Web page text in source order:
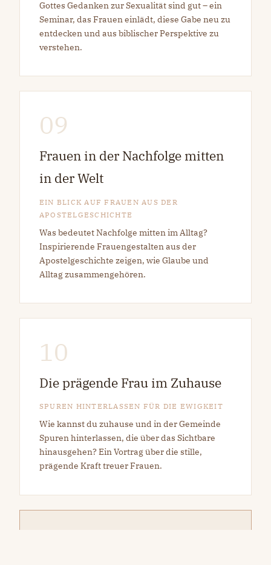
Gottes Gedanken zur Sexualität sind gut – ein
Seminar, das Frauen einlädt, diese Gabe neu zu
entdecken und aus biblischer Perspektive zu
verstehen.
09
Frauen in der Nachfolge mitten
in der Welt
EIN BLICK AUF FRAUEN AUS DER
APOSTELGESCHICHTE
Was bedeutet Nachfolge mitten im Alltag?
Inspirierende Frauengestalten aus der
Apostelgeschichte zeigen, wie Glaube und
Alltag zusammengehören.
10
Die prägende Frau im Zuhause
SPUREN HINTERLASSEN FÜR DIE EWIGKEIT
Wie kannst du zuhause und in der Gemeinde
Spuren hinterlassen, die über das Sichtbare
hinausgehen? Ein Vortrag über die stille,
prägende Kraft treuer Frauen.